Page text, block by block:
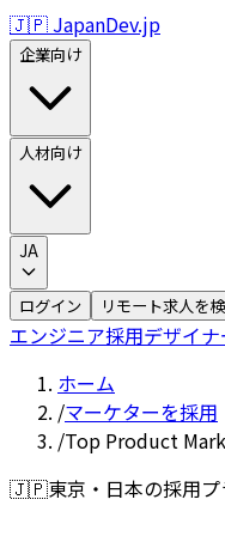
🇯🇵 JapanDev.jp
企業向け
人材向け
JA
ログイン リモート求人を
エンジニア採用デザイ
ホーム
/マーケターを採用
/Top Product
🇯🇵東京・日本の採用